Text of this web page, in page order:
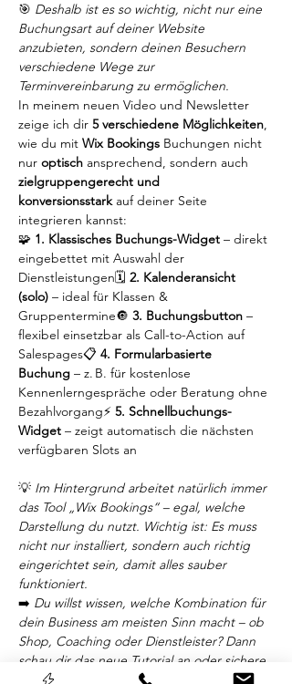
🎯 Deshalb ist es so wichtig, nicht nur eine
Buchungsart auf deiner Website
anzubieten, sondern deinen Besuchern
verschiedene Wege zur
Terminvereinbarung zu ermöglichen.
In meinem neuen Video und Newsletter
zeige ich dir 5 verschiedene Möglichkeiten,
wie du mit Wix Bookings Buchungen nicht
nur optisch ansprechend, sondern auch
zielgruppengerecht und
konversionsstark auf deiner Seite
integrieren kannst:
🧩 1. Klassisches Buchungs-Widget – direkt
eingebettet mit Auswahl der
Dienstleistungen🗓️ 2. Kalenderansicht
(solo) – ideal für Klassen &
Gruppentermine🔘 3. Buchungsbutton –
flexibel einsetzbar als Call-to-Action auf
Salespages📋 4. Formularbasierte
Buchung – z. B. für kostenlose
Kennenlerngespräche oder Beratung ohne
Bezahlvorgang⚡ 5. Schnellbuchungs-
Widget – zeigt automatisch die nächsten
verfügbaren Slots an
💡 Im Hintergrund arbeitet natürlich immer
das Tool „Wix Bookings“ – egal, welche
Darstellung du nutzt. Wichtig ist: Es muss
nicht nur installiert, sondern auch richtig
eingerichtet sein, damit alles sauber
funktioniert.
➡️ Du willst wissen, welche Kombination für
dein Business am meisten Sinn macht – ob
Shop, Coaching oder Dienstleister? Dann
schau dir das neue Tutorial an oder sichere
dir meine Mini-Anleitung zum Einstieg.